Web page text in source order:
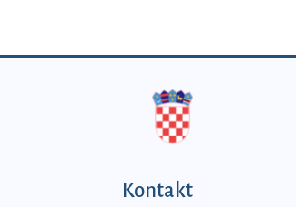
Kontakt